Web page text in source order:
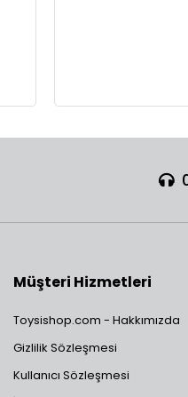
Müşteri Hizmetleri
Toysishop.com - Hakkımızda
Gizlilik Sözleşmesi
Kullanıcı Sözleşmesi